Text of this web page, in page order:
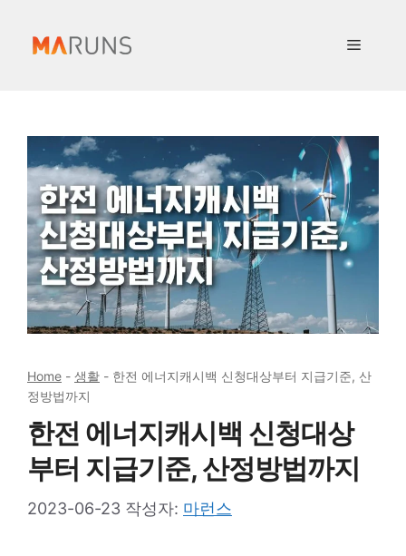
메
Home - 생활 - 한전 에너지캐시백 신청대상부터 지급기준, 산
정방법까지
한전 에너지캐시백 신청대상
부터 지급기준, 산정방법까지
2023-06-23 작성자: 마런스